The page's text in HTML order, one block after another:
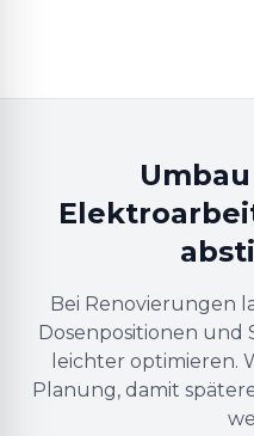
Bei Renovierungen
Dosenpositionen
leichter optimieren.
Planung, damit